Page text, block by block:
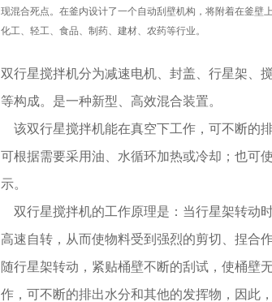
现混合死点。在釜内设计了一个自动刮壁机构，将附着在釜
化工、轻工、食品、制药、建材、农药等行业。
双行星搅拌机分为减速电机、封盖、行星架、
等构成。是一种新型、高效混合装置。
该双行星搅拌机能在真空下工作，可不断的
可根据需要采用油、水循环加热或冷却；也可
示。
双行星搅拌机的工作原理是：当行星架转动
高速自转，从而使物料受到强烈的剪切、捏合
随行星架转动，紧贴桶壁不断的刮试，使桶壁
作，可不断的排出水分和其他的发挥物，因此